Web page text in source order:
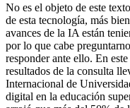
No es el objeto de este
de esta tecnología, más
avances de la IA están
por lo que cabe
responder ante ello. En
resultados de la consulta
Internacional de
digital en la educación